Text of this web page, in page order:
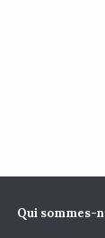
Qui sommes-